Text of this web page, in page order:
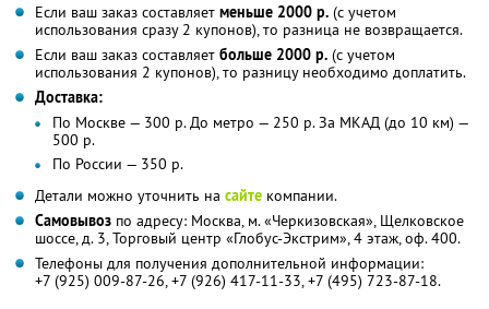
Если ваш заказ составляет меньше 2000 р. (с учетом
использования сразу 2 купонов), то разница не возвращается.
Если ваш заказ составляет больше 2000 р. (с учетом
использования 2 купонов), то разницу необходимо доплатить.
Доставка:
По Москве — 300 р. До метро — 250 р. За МКАД (до 10 км) —
500 р.
По России — 350 р.
Детали можно уточнить на сайте компании.
Самовывоз по адресу: Москва, м. «Черкизовская», Щелковское
шоссе, д. 3, Торговый центр «Глобус-Экстрим», 4 этаж, оф. 400.
Телефоны для получения дополнительной информации:
+7 (925) 009-87-26, +7 (926) 417-11-33, +7 (495) 723-87-18.